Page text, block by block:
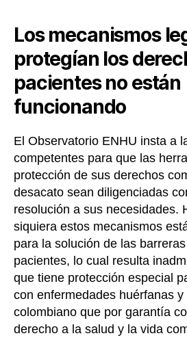
Los mecanismos
protegían los
pacientes no están
funcionando
El Observatorio ENHU insta a
competentes para que las
protección de sus derechos
desacato sean diligenciadas
resolución a sus necesidades.
siquiera estos mecanismos
para la solución de las
pacientes, lo cual resulta
que tiene protección especial
con enfermedades huérfanas
colombiano que por garantía
derecho a la salud y la vida